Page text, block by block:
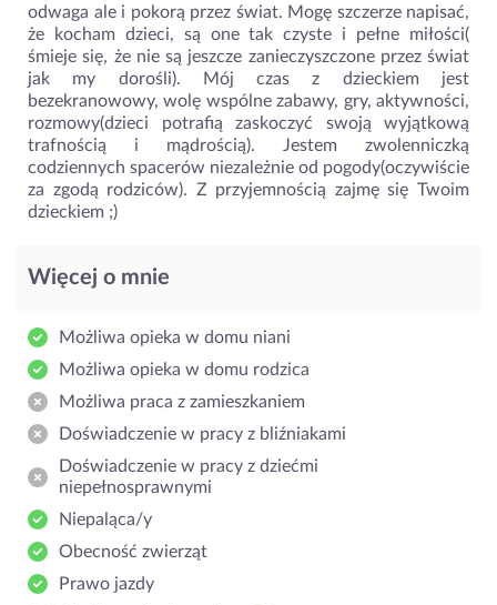
odwaga ale i pokorą przez świat. Mogę szczerze napisać,
że kocham dzieci, są one tak czyste i pełne miłości(
śmieje się, że nie są jeszcze zanieczyszczone przez świat
jak my dorośli). Mój czas z dzieckiem jest
bezekranowowy, wolę wspólne zabawy, gry, aktywności,
rozmowy(dzieci potrafią zaskoczyć swoją wyjątkową
trafnością i mądrością). Jestem zwolenniczką
codziennych spacerów niezależnie od pogody(oczywiście
za zgodą rodziców). Z przyjemnością zajmę się Twoim
dzieckiem ;)
Więcej o mnie
Możliwa opieka w domu niani
Możliwa opieka w domu rodzica
Możliwa praca z zamieszkaniem
Doświadczenie w pracy z bliźniakami
Doświadczenie w pracy z dziećmi
niepełnosprawnymi
Niepaląca/y
Obecność zwierząt
Prawo jazdy